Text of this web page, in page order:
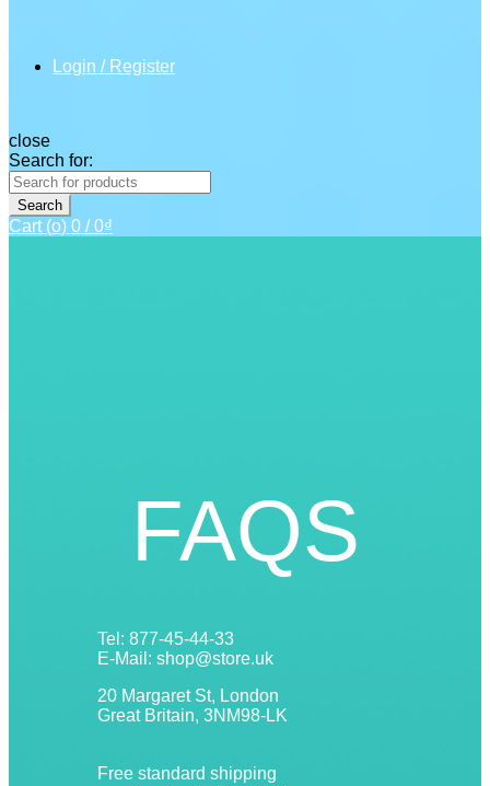
Login / Register
close
Search for:
Search
Cart (o) 0 / 0₫
FAQS
Tel: 877-45-44-33
E-Mail: shop@store.uk
20 Margaret St, London
Great Britain, 3NM98-LK
Free standard shipping